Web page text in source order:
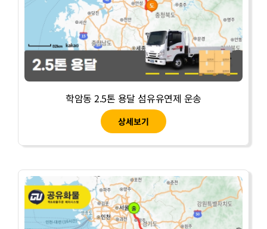
학암동 2.5톤 용달 섬유유연제 운송
상세보기